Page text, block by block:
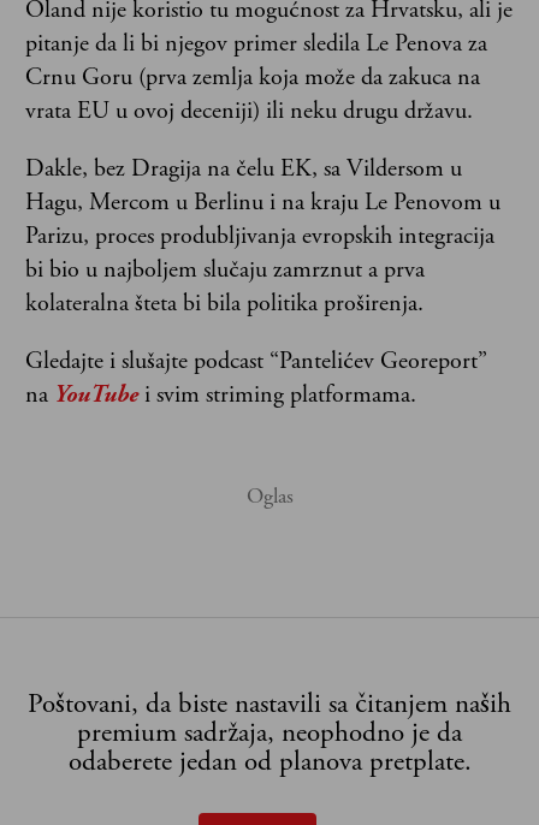
Oland nije koristio tu mogućnost za Hrvatsku, ali je
pitanje da li bi njegov primer sledila Le Penova za
Crnu Goru (prva zemlja koja može da zakuca na
vrata EU u ovoj deceniji) ili neku drugu državu.
Dakle, bez Dragija na čelu EK, sa Vildersom u
Hagu, Mercom u Berlinu i na kraju Le Penovom u
Parizu, proces produbljivanja evropskih integracija
bi bio u najboljem slučaju zamrznut a prva
kolateralna šteta bi bila politika proširenja.
Gledajte i slušajte podcast “Pantelićev Georeport”
na YouTube i svim striming platformama.
Poštovani, da biste nastavili sa čitanjem naših
premium sadržaja, neophodno je da
odaberete jedan od planova pretplate.